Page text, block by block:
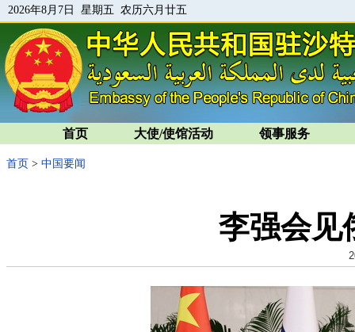
2026年8月7日 星期五 农历六月廿五
首页 大使/使馆活动 领事服务
首页 > 中国要闻
李强会见